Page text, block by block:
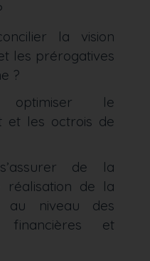
la vision
les prérogatives
?
optimiser le
et les octrois de
de la
réalisation de la
au niveau des
financières et